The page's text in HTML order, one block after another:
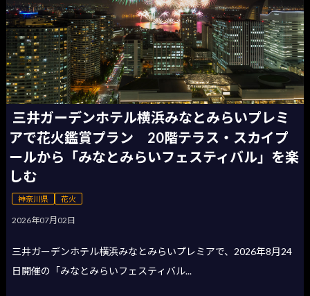
三井ガーデンホテル横浜みなとみらいプレミ
アで花火鑑賞プラン 20階テラス・スカイプ
ールから「みなとみらいフェスティバル」を楽
しむ
神奈川県 花火
2026年07月02日
三井ガーデンホテル横浜みなとみらいプレミアで、2026年8月24
日開催の「みなとみらいフェスティバル...